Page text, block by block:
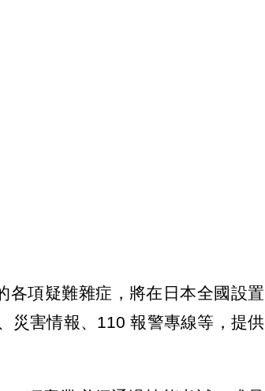
各項疑難雜症，將在日本全國設置
災害情報、110 報警專線等，提供